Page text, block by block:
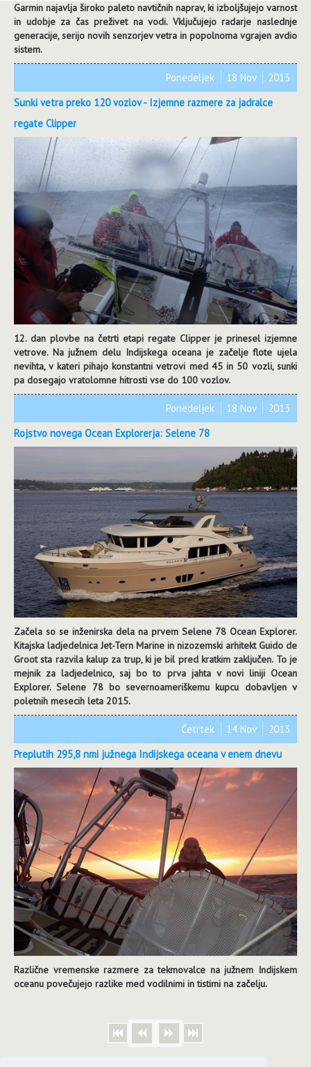
Garmin najavlja široko paleto navtičnih naprav, ki izboljšujejo varnost
in udobje za čas preživet na vodi. Vključujejo radarje naslednje
generacije, serijo novih senzorjev vetra in popolnoma vgrajen avdio
sistem.
Sunki vetra preko 120 vozlov - Izjemne razmere za jadralce
regate Clipper
12. dan plovbe na četrti etapi regate Clipper je prinesel izjemne
vetrove. Na južnem delu Indijskega oceana je začelje flote ujela
nevihta, v kateri pihajo konstantni vetrovi med 45 in 50 vozli, sunki
pa dosegajo vratolomne hitrosti vse do 100 vozlov.
Ponedeljek 18 Nov 2013
Rojstvo novega Ocean Explorerja: Selene 78
Začela so se inženirska dela na prvem Selene 78 Ocean Explorer.
Kitajska ladjedelnica Jet-Tern Marine in nizozemski arhitekt Guido de
Groot sta razvila kalup za trup, ki je bil pred kratkim zaključen. To je
mejnik za ladjedelnico, saj bo to prva jahta v novi liniji Ocean
Explorer. Selene 78 bo severnoameriškemu kupcu dobavljen v
poletnih mesecih leta 2015.
Ponedeljek 18 Nov 2013
Preplutih 295,8 nmi južnega Indijskega oceana v enem dnevu
Različne vremenske razmere za tekmovalce na južnem Indijskem
oceanu povečujejo razlike med vodilnimi in tistimi na začelju.
Četrtek 14 Nov 2013